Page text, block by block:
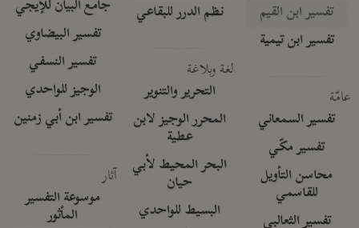
تفسير ابن القيم
تفسير ابن تيمية
عامّة
تفسير السمعاني
تفسير مكّي
محاسن التأويل
للقاسمي
تفسير الثعالبي
نظم الدرر للبقاعي
لغة وبلاغة
التحرير والتنوير
المحرر الوجيز لابن
عطية
البحر المحيط لأبي
حيان
البسيط للواحدي
جامع البيان للإيجي
تفسير البيضاوي
تفسير النسفي
الوجيز للواحدي
تفسير ابن أبي زمنين
آثار
موسوعة التفسير
المأثور